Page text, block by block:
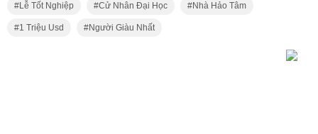
Lễ Tốt Nghiệp Cử Nhân Đại Học Nhà Hảo Tâm
1 Triệu Usd Người Giàu Nhất